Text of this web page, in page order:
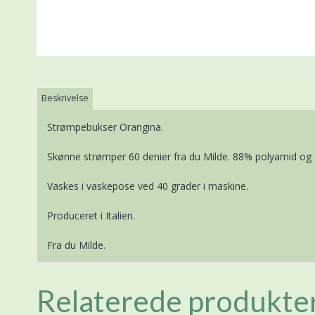
Beskrivelse
Strømpebukser Orangina.
Skønne strømper 60 denier fra du Milde. 88% polyamid og
Vaskes i vaskepose ved 40 grader i maskine.
Produceret i Italien.
Fra du Milde.
Relaterede